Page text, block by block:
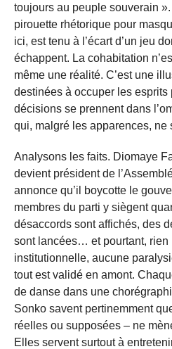
toujours au peuple souverain
pirouette rhétorique pour
ici, est tenu à l’écart d’un jeu
échappent. La cohabitation
même une réalité. C’est une
destinées à occuper les
décisions se prennent dans
qui, malgré les apparences, ne
Analysons les faits. Diomaye
devient président de
annonce qu’il boycotte le
membres du parti y siègent
désaccords sont affichés, des
sont lancées… et pourtant, rien
institutionnelle, aucune
tout est validé en amont.
de danse dans une
Sonko savent pertinemment
réelles ou supposées – ne
Elles servent surtout à